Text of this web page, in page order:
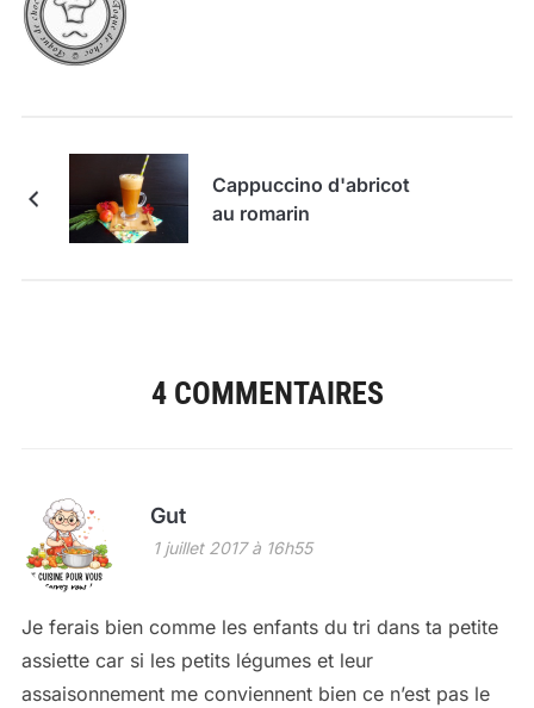
Cappuccino d'abricot
au romarin
4 COMMENTAIRES
Gut
1 juillet 2017 à 16h55
Je ferais bien comme les enfants du tri dans ta petite
assiette car si les petits légumes et leur
assaisonnement me conviennent bien ce n’est pas le